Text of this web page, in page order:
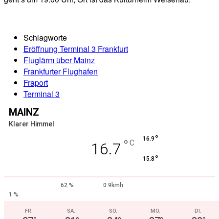
Schlagworte
Eröffnung Terminal 3 Frankfurt
Fluglärm über Mainz
Frankfurter Flughafen
Fraport
Terminal 3
MAINZ
Klarer Himmel
16.7 ° C 16.9 °
15.8 °
62 %
0.9kmh
1 %
FR. SA. SO. MO. DI.